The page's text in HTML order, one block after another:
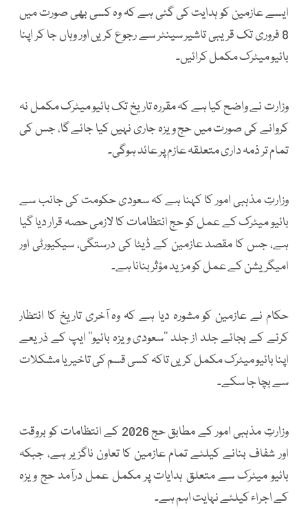
ایسے عازمین کو ہدایت کی گئی ہے کہ وہ کسی بھی صورت میں
8 فروری تک قریبی تاشیر سینٹر سے رجوع کریں اور وہاں جا کر اپنا
بائیو میٹرک مکمل کرائیں۔
وزارت نے واضح کیا ہے کہ مقررہ تاریخ تک بائیو میٹرک مکمل نہ
کروانے کی صورت میں حج ویزہ جاری نہیں کیا جائے گا، جس کی
تمام تر ذمہ داری متعلقہ عازم پر عائد ہوگی۔
وزارتِ مذہبی امور کا کہنا ہے کہ سعودی حکومت کی جانب سے
بائیو میٹرک کے عمل کو حج انتظامات کا لازمی حصہ قرار دیا گیا
ہے، جس کا مقصد عازمین کے ڈیٹا کی درستگی، سیکیورٹی اور
امیگریشن کے عمل کو مزید مؤثر بنانا ہے۔
حکام نے عازمین کو مشورہ دیا ہے کہ وہ آخری تاریخ کا انتظار
کرنے کے بجائے جلد از جلد ’’سعودی ویزہ بائیو‘‘ ایپ کے ذریعے
اپنا بائیو میٹرک مکمل کریں تاکہ کسی قسم کی تاخیر یا مشکلات
سے بچا جا سکے۔
وزارتِ مذہبی امور کے مطابق حج 2026 کے انتظامات کو بروقت
اور شفاف بنانے کیلئے تمام عازمین کا تعاون ناگزیر ہے، جبکہ
بائیو میٹرک سے متعلق ہدایات پر مکمل عمل درآمد حج ویزہ
کے اجراء کیلئے نہایت اہم ہے۔